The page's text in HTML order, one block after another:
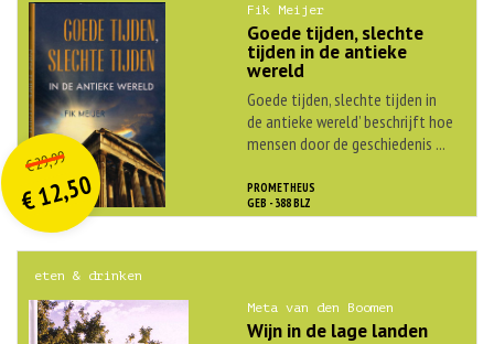
PROMETHEUS
GEB - 388 BLZ
Fik Meijer
Goede tijden, slechte
tijden in de antieke
wereld
Goede tijden, slechte tijden in
de antieke wereld’ beschrijft hoe
mensen door de geschiedenis ...
€29,99O
orspr
onkelijke
prijs
was:
€ 29,99.
€12,50
Huidige
prijs
is:€ 12,50.
eten & drinken
Meta van den Boomen
Wijn in de lage landen